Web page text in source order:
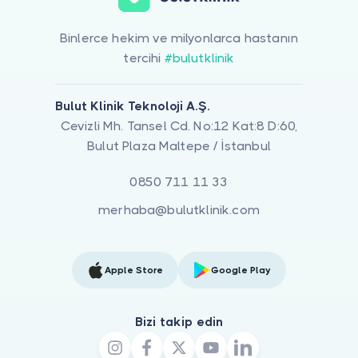
Binlerce hekim ve milyonlarca hastanın
tercihi #bulutklinik
Bulut Klinik Teknoloji A.Ş.
Cevizli Mh. Tansel Cd. No:12 Kat:8 D:60,
Bulut Plaza Maltepe / İstanbul
0850 711 11 33
merhaba@bulutklinik.com
Apple Store Google Play
Bizi takip edin